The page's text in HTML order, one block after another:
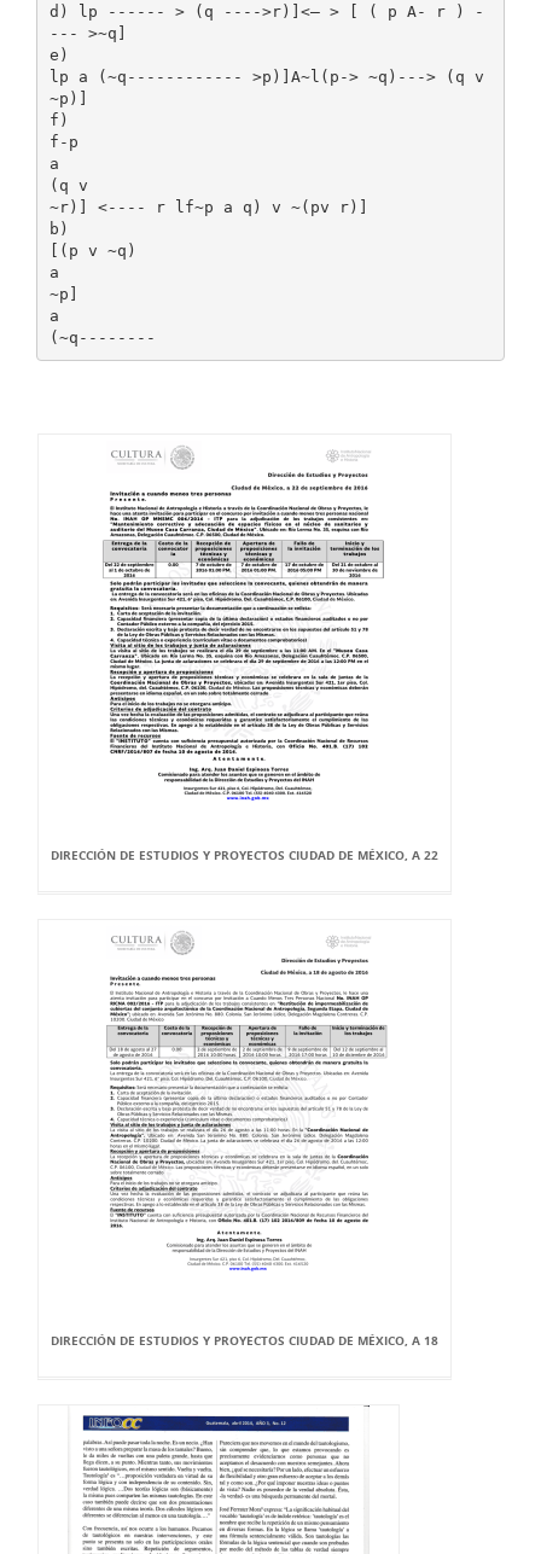
d) lp ------ > (q ---->r)]<— > [ ( p A- r ) -
--- >~q]
e)
lp a (~q------------ >p)]A~l(p-> ~q)---> (q v
~p)]
f)
f-p
a
(q v
~r)] <---- r lf~p a q) v ~(pv r)]
b)
[(p v ~q)
a
~p]
a
DIRECCIÓN DE ESTUDIOS Y PROYECTOS CIUDAD DE MÉXICO, A 22
DIRECCIÓN DE ESTUDIOS Y PROYECTOS CIUDAD DE MÉXICO, A 18